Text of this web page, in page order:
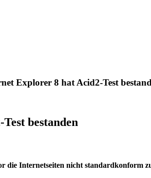
Explorer 8 hat Acid2-Test
bestanden
Internetseiten nicht standardkonform